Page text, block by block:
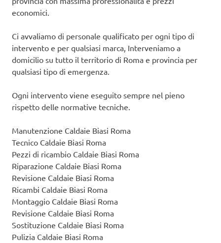
economici.
Ci avvaliamo di personale qualificato per ogni tipo di
intervento e per qualsiasi marca, Interveniamo a
domicilio su tutto il territorio di Roma e provincia per
qualsiasi tipo di emergenza.
Ogni intervento viene eseguito sempre nel pieno
rispetto delle normative tecniche.
Manutenzione Caldaie Biasi Roma
Tecnico Caldaie Biasi Roma
Pezzi di ricambio Caldaie Biasi Roma
Riparazione Caldaie Biasi Roma
Revisione Caldaie Biasi Roma
Ricambi Caldaie Biasi Roma
Montaggio Caldaie Biasi Roma
Revisione Caldaie Biasi Roma
Sostituzione Caldaie Biasi Roma
Pulizia Caldaie Biasi Roma